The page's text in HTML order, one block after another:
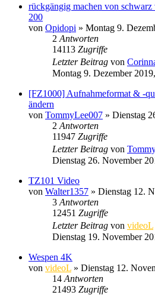
rückgängig machen von
200
von Opidopi » Montag 9.
2 Antworten
14113 Zugriffe
Letzter Beitrag von
Montag 9. Dezember
[FZ1000] Aufnahmeformat & -
ändern
von TommyLee007 » Dienstag
2 Antworten
11947 Zugriffe
Letzter Beitrag von
Dienstag 26. November
TZ101 Video
von Walter1357 » Dienstag 12.
3 Antworten
12451 Zugriffe
Letzter Beitrag von videoL
Dienstag 19. November
Wespen 4K
von videoL » Dienstag 12.
14 Antworten
21493 Zugriffe